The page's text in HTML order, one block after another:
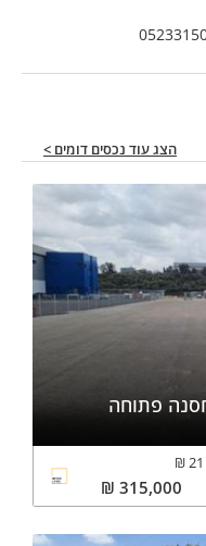
הצג עוד נכסים דומים >
21
₪
315,000
₪